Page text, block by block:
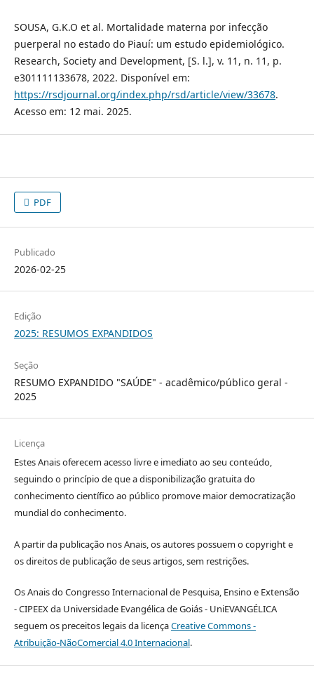
SOUSA, G.K.O et al. Mortalidade materna por infecção
puerperal no estado do Piauí: um estudo epidemiológico.
Research, Society and Development, [S. l.], v. 11, n. 11, p.
e301111133678, 2022. Disponível em:
https://rsdjournal.org/index.php/rsd/article/view/33678.
Acesso em: 12 mai. 2025.
PDF
Publicado
2026-02-25
Edição
2025: RESUMOS EXPANDIDOS
Seção
RESUMO EXPANDIDO "SAÚDE" - acadêmico/público geral -
2025
Licença
Estes Anais oferecem acesso livre e imediato ao seu conteúdo,
seguindo o princípio de que a disponibilização gratuita do
conhecimento científico ao público promove maior democratização
mundial do conhecimento.
A partir da publicação nos Anais, os autores possuem o copyright e
os direitos de publicação de seus artigos, sem restrições.
Os Anais do Congresso Internacional de Pesquisa, Ensino e Extensão
- CIPEEX da Universidade Evangélica de Goiás - UniEVANGÉLICA
seguem os preceitos legais da licençaCreative Commons -
Atribuição-NãoComercial 4.0 Internacional.